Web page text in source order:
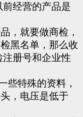
经营的产品是
，就要做商检，
黑名单，那么收
册号和企业性
些特殊的资料，
，电压是低于